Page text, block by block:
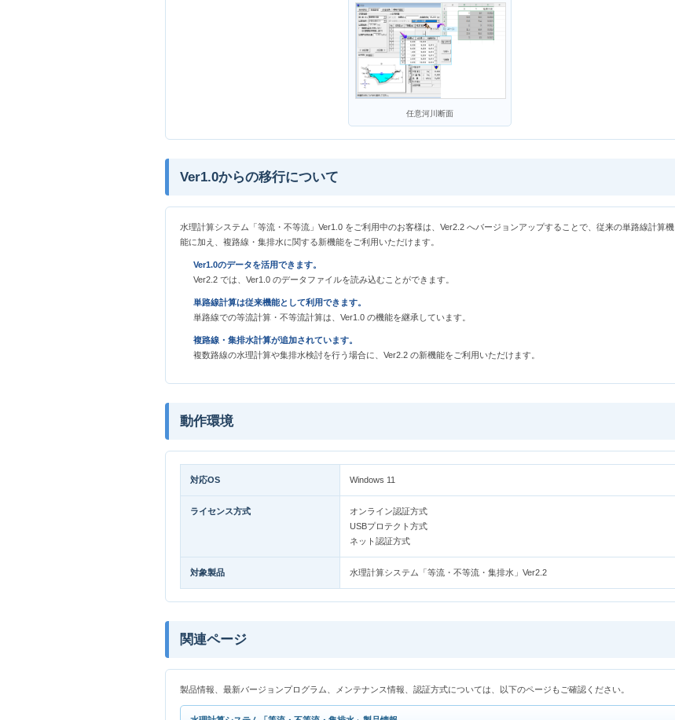
任意河川断面
Ver1.0からの移行について
水理計算システム「等流・不等流」Ver1.0 をご利用中のお客様は、Ver2.2 へバージョンアップすることで、従来の単路線計算機
能に加え、複路線・集排水に関する新機能をご利用いただけます。
Ver1.0のデータを活用できます。
Ver2.2 では、Ver1.0 のデータファイルを読み込むことができます。
単路線計算は従来機能として利用できます。
単路線での等流計算・不等流計算は、Ver1.0 の機能を継承しています。
複路線・集排水計算が追加されています。
複数路線の水理計算や集排水検討を行う場合に、Ver2.2 の新機能をご利用いただけます。
動作環境
対応OS Windows 11
ライセンス方式
オンライン認証方式
USBプロテクト方式
ネット認証方式
対象製品 水理計算システム「等流・不等流・集排水」Ver2.2
関連ページ
製品情報、最新バージョンプログラム、メンテナンス情報、認証方式については、以下のページもご確認ください。